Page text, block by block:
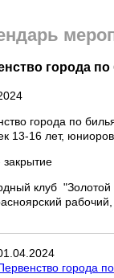
города
города по
13-16 лет,
закрытие
клуб "Золотой
.04.2024
города